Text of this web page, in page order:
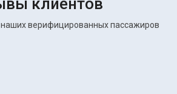
клиентов
верифицированных пассажиров